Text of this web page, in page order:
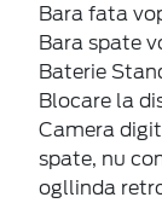
Bara fata
Bara spate
Baterie
Blocare la
Camera
spate, nu
ogllinda